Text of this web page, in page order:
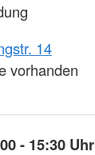
14
vorhanden
- 15:30 Uhr